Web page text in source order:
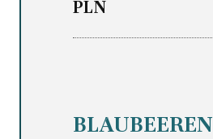
PLN
BLAUBEEREN